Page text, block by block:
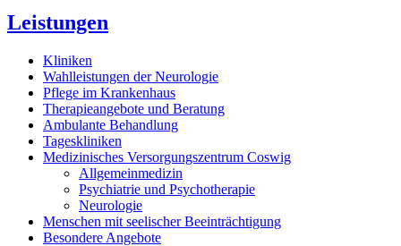
Leistungen
Kliniken
Wahlleistungen der Neurologie
Pflege im Krankenhaus
Therapieangebote und Beratung
Ambulante Behandlung
Tageskliniken
Medizinisches Versorgungszentrum Coswig
Allgemeinmedizin
Psychiatrie und Psychotherapie
Neurologie
Menschen mit seelischer Beeinträchtigung
Besondere Angebote